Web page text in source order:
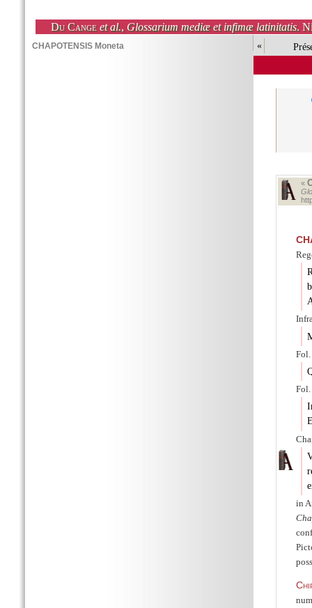
Du Cange et al., Glossarium mediæ et infimæ latinitatis.
«
«
in